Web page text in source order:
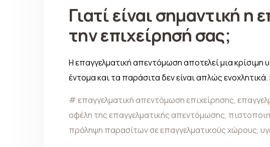
Γιατί είναι σημαντική
την επιχείρησή σας;
Η επαγγελματική απεντόμωση αποτελεί μια κρίσιμη
έντομα και τα παράσιτα δεν είναι απλώς
επαγγελματική απεντόμωση επιχείρησης,
οφέλη της επαγγελματικής απεντόμωσης,
πρόληψη παρασίτων σε επαγγελματικούς χώρους,